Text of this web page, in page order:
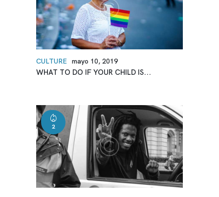
CULTURE mayo 10, 2019
WHAT TO DO IF YOUR CHILD IS...
2